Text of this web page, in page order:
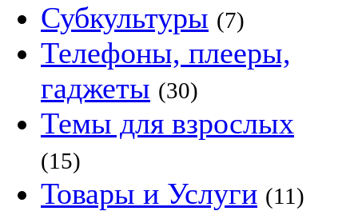
Субкультуры (7)
Телефоны, плееры,
гаджеты (30)
Темы для взрослых
(15)
Товары и Услуги (11)